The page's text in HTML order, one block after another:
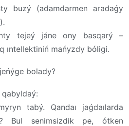
(adamdarmen aradaǵy
tejeý jáne ony basqarý –
ıntellektiniń mańyzdy bóligi.
bolady?
tabý. Qandaı jaǵdaılarda
Bul senimsizdik pe, ótken